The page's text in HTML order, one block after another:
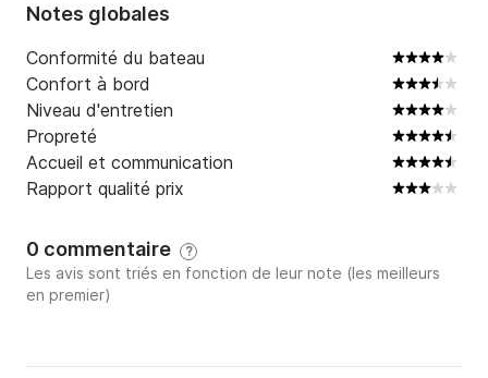
Notes globales
Conformité du bateau
Confort à bord
Niveau d'entretien
Propreté
Accueil et communication
Rapport qualité prix
0 commentaire ?
Les avis sont triés en fonction de leur note (les meilleurs
en premier)